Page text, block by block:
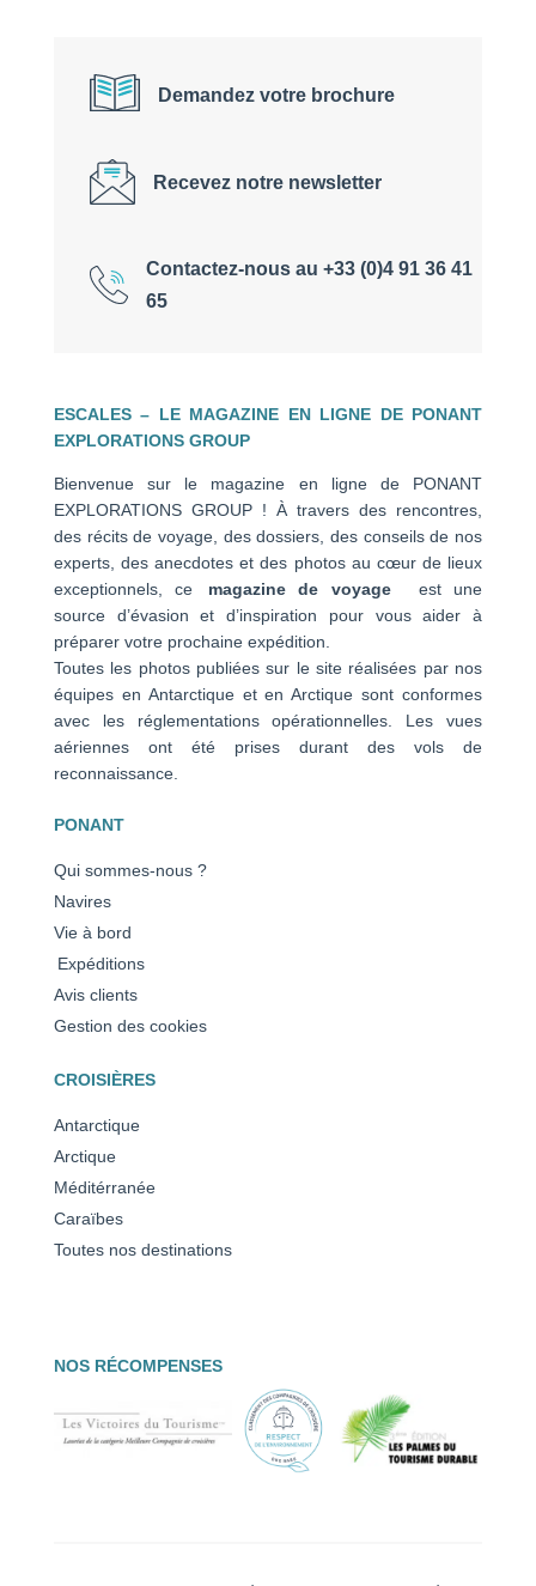
Demandez votre brochure
Recevez notre newsletter
Contactez-nous au +33 (0)4 91 36 41
65
ESCALES – LE MAGAZINE EN LIGNE DE PONANT
EXPLORATIONS GROUP
Bienvenue sur le magazine en ligne de PONANT
EXPLORATIONS GROUP ! À travers des rencontres,
des récits de voyage, des dossiers, des conseils de nos
experts, des anecdotes et des photos au cœur de lieux
exceptionnels, ce magazine de voyage
est une
source d’évasion et d’inspiration pour vous aider à
préparer votre prochaine expédition.
Toutes les photos publiées sur le site réalisées par nos
équipes en Antarctique et en Arctique sont conformes
avec les réglementations opérationnelles. Les vues
aériennes ont été prises durant des vols de
reconnaissance.
PONANT
Qui sommes-nous ?
Navires
Vie à bord
Expéditions
Avis clients
Gestion des cookies
CROISIÈRES
Antarctique
Arctique
Méditérranée
Caraïbes
Toutes nos destinations
NOS RÉCOMPENSES